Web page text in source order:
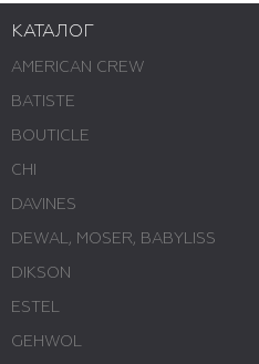
КАТАЛОГ
AMERICAN CREW
BATISTE
BOUTICLE
CHI
DAVINES
DEWAL, MOSER, BABYLISS
DIKSON
ESTEL
GEHWOL